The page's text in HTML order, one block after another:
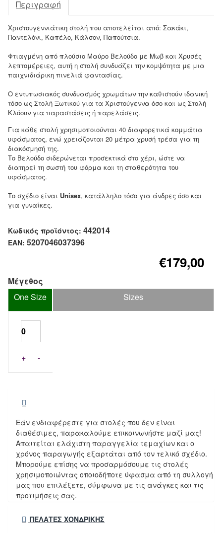
Περιγραφή
Χριστουγεννιάτικη στολή που αποτελείται από: Σακάκι,
Παντελόνι, Καπέλο, Κάλσον, Παπούτσια.
Φτιαγμένη από πλούσιο Μαύρο Βελούδο με Μωβ και Χρυσές
λεπτομέρειες, αυτή η στολή συνδυάζει την κομψότητα με μια
παιχνιδιάρικη πινελιά φαντασίας.
Ο εντυπωσιακός συνδυασμός χρωμάτων την καθιστούν ιδανική
τόσο ως Στολή Ξωτικού για τα Χριστούγεννα όσο και ως Στολή
Κλόουν για παραστάσεις ή παρελάσεις.
Για κάθε στολή χρησιμοποιούνται 40 διαφορετικά κομμάτια
υφάσματος, ενώ χρειάζονται 20 μέτρα χρυσή τρέσα για τη
διακόσμησή της.
Το Βελούδο σιδερώνεται προσεκτικά στο χέρι, ώστε να
διατηρεί τη σωστή του φόρμα και τη σταθερότητα του
υφάσματος.
Το σχέδιο είναι Unisex, κατάλληλο τόσο για άνδρες όσο και
για γυναίκες.
Κωδικός προϊόντος: 442014
EAN: 5207046037396
€179,00
Μέγεθος
One Size
Sizes
+ -
Εάν ενδιαφέρεστε για στολές που δεν είναι
διαθέσιμες, παρακαλούμε επικοινωνήστε μαζί μας!
Απαιτείται ελάχιστη παραγγελία τεμαχίων και ο
χρόνος παραγωγής εξαρτάται από τον τελικό σχέδιο.
Μπορούμε επίσης να προσαρμόσουμε τις στολές
χρησιμοποιώντας οποιοδήποτε ύφασμα από τη συλλογή
μας που επιλέξετε, σύμφωνα με τις ανάγκες και τις
προτιμήσεις σας.
ΠΕΛΆΤΕΣ ΧΟΝΔΡΙΚΉΣ